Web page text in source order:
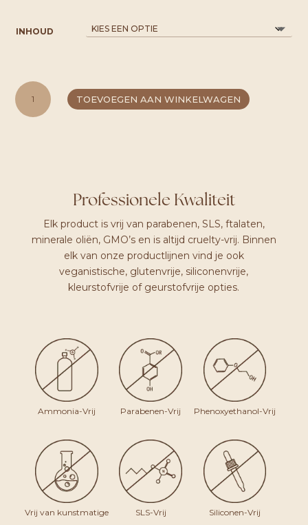
INHOUD
NATULIQUE
COLOR
SHIELD
TOEVOEGEN AAN WINKELWAGEN
Professionele Kwaliteit
Elk product is vrij van parabenen, SLS, ftalaten,
minerale oliën, GMO’s en is altijd cruelty-vrij. Binnen
elk van onze productlijnen vind je ook
veganistische, glutenvrije, siliconenvrije,
kleurstofvrije of geurstofvrije opties.
Ammonia-Vrij Parabenen-Vrij Phenoxyethanol-Vrij
Vrij van kunstmatige
SLS-Vrij Siliconen-Vrij